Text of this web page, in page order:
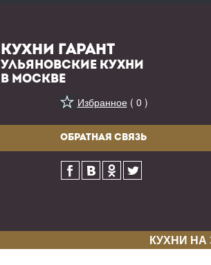
КУХНИ ГАРАНТ
УЛЬЯНОВСКИЕ КУХНИ
В МОСКВЕ
Избранное( 0 )
ОБРАТНАЯ СВЯЗЬ
КУХНИ